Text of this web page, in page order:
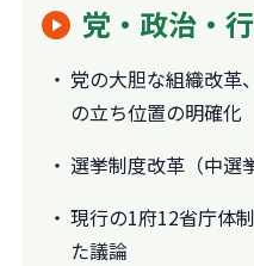
党・政治・
党の大胆な組織改革
の立ち位置の明確化
選挙制度改革（中選
現行の1府12省庁体
た議論